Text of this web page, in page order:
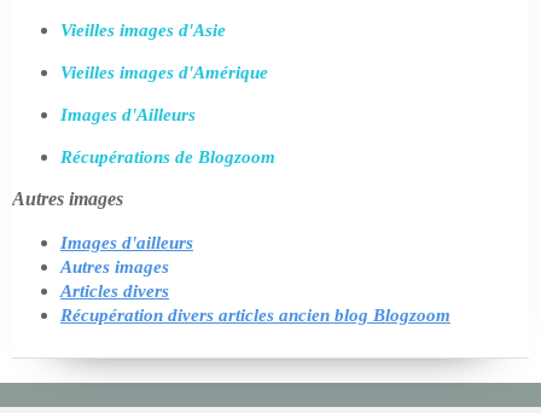
Vieilles images d'Asie
Vieilles images d'Amérique
Images d'Ailleurs
Récupérations de Blogzoom
Autres images
Images d'ailleurs
Autres images
Articles divers
Récupération divers articles ancien blog Blogzoom